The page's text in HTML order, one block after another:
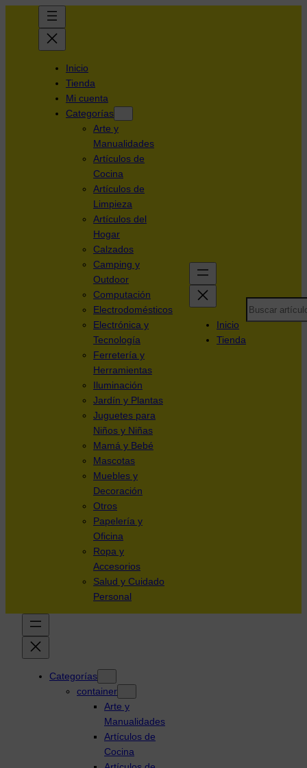
Inicio
Tienda
Mi cuenta
Categorías
Arte y
Manualidades
Artículos de
Cocina
Artículos de
Limpieza
Artículos del
Hogar
Calzados
Camping y
Outdoor
Computación
Electrodomésticos
Electrónica y
Tecnología
Ferretería y
Herramientas
Iluminación
Jardín y Plantas
Juguetes para
Niños y Niñas
Mamá y Bebé
Mascotas
Muebles y
Decoración
Otros
Papelería y
Oficina
Ropa y
Accesorios
Salud y Cuidado
Personal
Inicio
Tienda
Search
Categorías
container
Arte y
Manualidades
Artículos de
Cocina